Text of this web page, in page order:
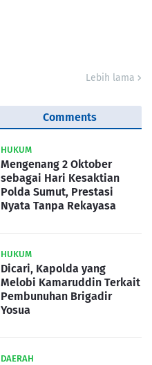
Lebih lama
Comments
HUKUM
Mengenang 2 Oktober
sebagai Hari Kesaktian
Polda Sumut, Prestasi
Nyata Tanpa Rekayasa
HUKUM
Dicari, Kapolda yang
Melobi Kamaruddin Terkait
Pembunuhan Brigadir
Yosua
DAERAH